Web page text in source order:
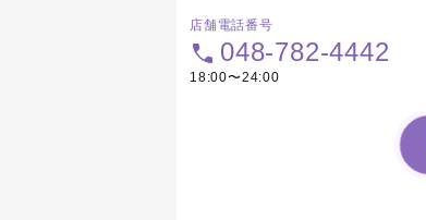
店舗電話番号
048-782-4442
18:00〜24:00